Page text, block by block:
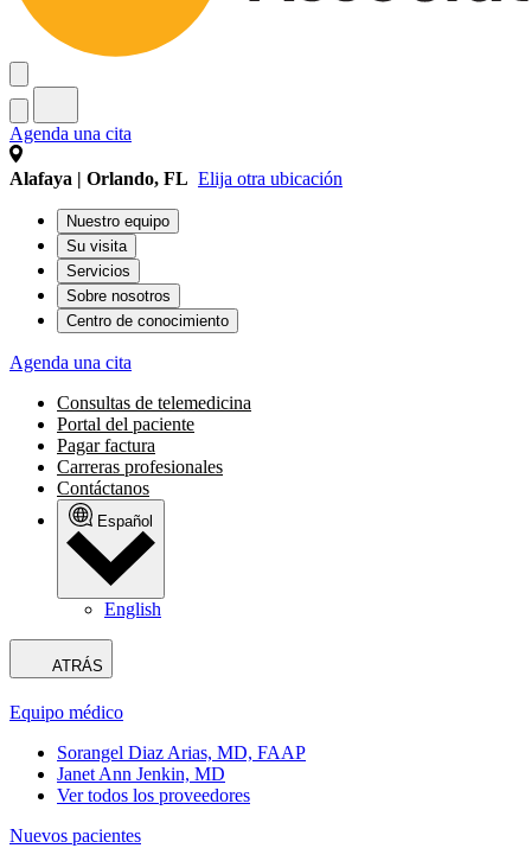
Agenda una cita
Alafaya | Orlando, FL Elija otra ubicación
Nuestro equipo
Su visita
Servicios
Sobre nosotros
Centro de conocimiento
Agenda una cita
Consultas de telemedicina
Portal del paciente
Pagar factura
Carreras profesionales
Contáctanos
Español
English
ATRÁS
Equipo médico
Sorangel Diaz Arias, MD, FAAP
Janet Ann Jenkin, MD
Ver todos los proveedores
Nuevos pacientes